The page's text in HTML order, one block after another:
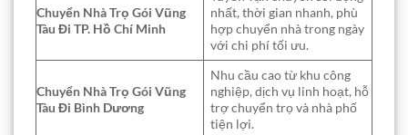
Chuyển Nhà Trọ Gói Vũng
Tàu Đi TP. Hồ Chí Minh
nhất, thời gian nhanh, phù
hợp chuyển nhà trong ngày
với chi phí tối ưu.
Chuyển Nhà Trọ Gói Vũng
Tàu Đi Bình Dương
Nhu cầu cao từ khu công
nghiệp, dịch vụ linh hoạt, hỗ
trợ chuyển trọ và nhà phố
tiện lợi.